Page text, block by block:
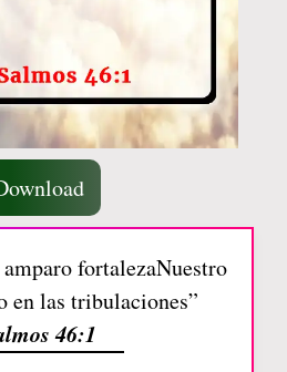
fortalezaNuestro
en las tribulaciones”
46:1